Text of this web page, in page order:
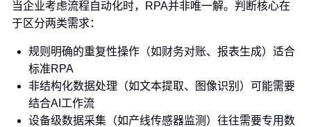
当企业考虑流程自动化时，RPA并非唯一解。判断核心在
于区分两类需求：
规则明确的重复性操作（如财务对账、报表生成）适合
标准RPA
非结构化数据处理（如文本提取、图像识别）可能需要
结合AI工作流
设备级数据采集（如产线传感器监测）往往需要专用数